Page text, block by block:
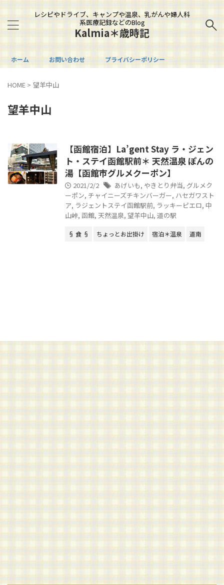
レシピやドライブ、キャンプや温泉、乳がんや婦人科
系医療記録などのBlog
Kalmia＊歳時記
ホーム お問い合わせ プライバシーポリシー
HOME > 望羊中山
望羊中山
【函館宿泊】La’gent Stay ラ・ジェン
ト・ステイ函館駅前＊ 天然温泉 ぽんの
湯【函館市グルメクーポン】
2021/2/2 あげいも, やきとり弁当, グルメク
ーポン, チャイニーズチキンバーガー, ハセガワスト
ア, ラジェントステイ函館駅前, ラッキーピエロ, 中
山峠, 函館, 天然温泉, 望羊中山, 道の駅
§ 食 § ちょっとお出掛け 宿泊＊温泉 道南